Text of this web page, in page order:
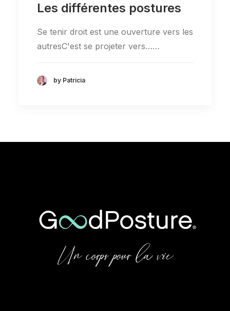
Les différentes postures
Se tenir droit est une ouverture vers les
autresC'est se projeter vers……
by Patricia